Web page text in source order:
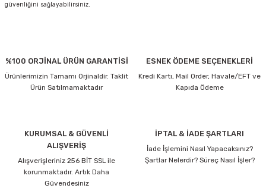
güvenliğini sağlayabilirsiniz.
%100 ORJİNAL ÜRÜN GARANTİSİ
Ürünlerimizin Tamamı Orjinaldir. Taklit
Ürün Satılmamaktadır
ESNEK ÖDEME SEÇENEKLERİ
Kredi Kartı, Mail Order, Havale/EFT ve
Kapıda Ödeme
KURUMSAL & GÜVENLİ
ALIŞVERİŞ
Alışverişleriniz 256 BİT SSL ile
korunmaktadır. Artık Daha
Güvendesiniz
İPTAL & İADE ŞARTLARI
İade İşlemini Nasıl Yapacaksınız?
Şartlar Nelerdir? Süreç Nasıl İşler?